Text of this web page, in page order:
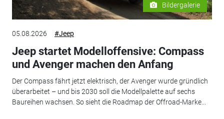
Bildergalerie
05.08.2026 #Jeep
Jeep startet Modelloffensive: Compass
und Avenger machen den Anfang
Der Compass fährt jetzt elektrisch, der Avenger wurde gründlich
überarbeitet – und bis 2030 soll die Modellpalette auf sechs
Baureihen wachsen. So sieht die Roadmap der Offroad-Marke...